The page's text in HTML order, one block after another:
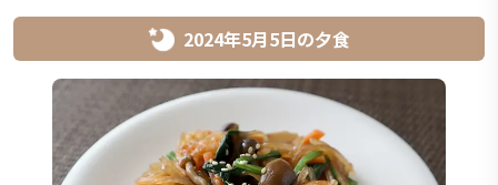
2024年5月5日の夕食